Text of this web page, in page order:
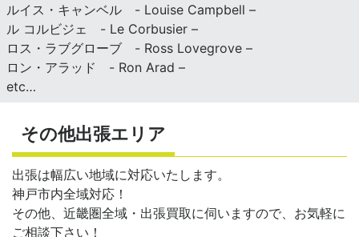
ルイス・キャンベル - Louise Campbell –
ル コルビジェ - Le Corbusier –
ロス・ラブグローブ - Ross Lovegrove –
ロン・アラッド - Ron Arad –
etc…
その他出張エリア
出張は幅広い地域に対応いたします。
神戸市内全域対応！
その他、近畿圏全域・出張買取に伺いますので、お気軽に
ご相談下さい！